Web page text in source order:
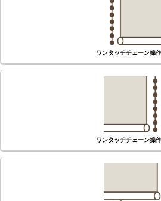
ワンタッチチェーン操
ワンタッチチェーン操